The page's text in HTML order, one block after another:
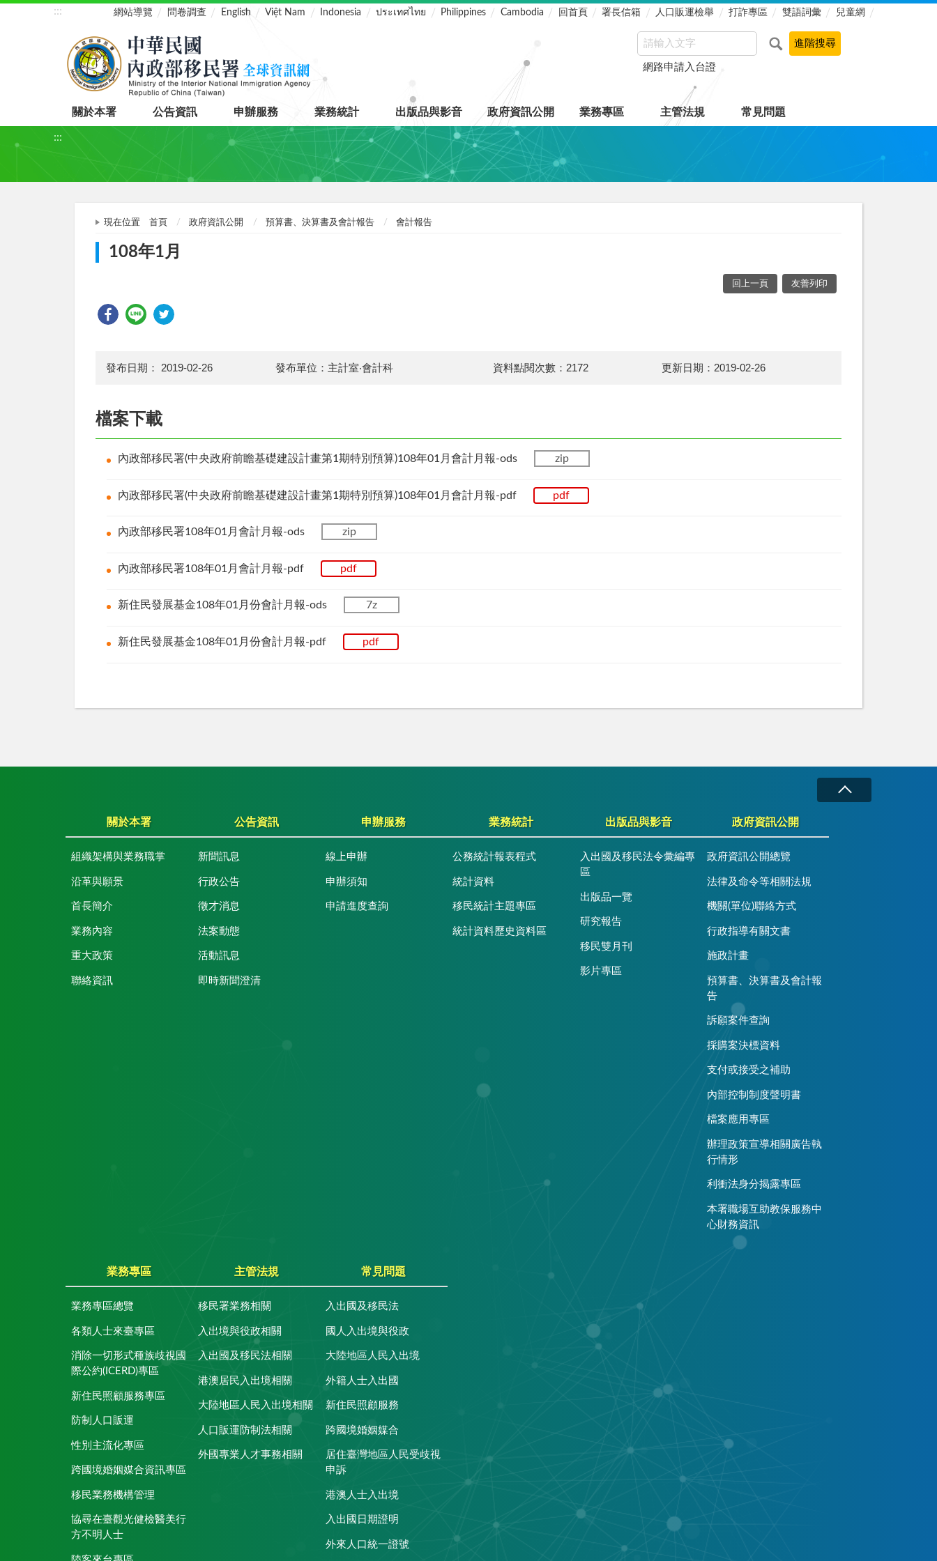
::: 網站導覽 問卷調查 English Việt Nam Indonesia ประเทศไทย Philippines Cambodia 回首頁 署長信箱 人口販運檢舉 打詐專區 雙語詞彙 兒童網
網路申請入台證
關於本署 公告資訊 申辦服務 業務統計 出版品與影音 政府資訊公開 業務專區 主管法規 常見問題
:::
現在位置 首頁 政府資訊公開 預算書、決算書及會計報告 會計報告
108年1月
回上一頁 友善列印
發布日期： 2019-02-26 發布單位：主計室‧會計科 資料點閱次數：2172 更新日期：2019-02-26
檔案下載
內政部移民署(中央政府前瞻基礎建設計畫第1期特別預算)108年01月會計月報-ods zip
內政部移民署(中央政府前瞻基礎建設計畫第1期特別預算)108年01月會計月報-pdf pdf
內政部移民署108年01月會計月報-ods zip
內政部移民署108年01月會計月報-pdf pdf
新住民發展基金108年01月份會計月報-ods 7z
新住民發展基金108年01月份會計月報-pdf pdf
關於本署
組織架構與業務職掌
沿革與願景
首長簡介
業務內容
重大政策
聯絡資訊
公告資訊
新聞訊息
行政公告
徵才消息
法案動態
活動訊息
即時新聞澄清
申辦服務
線上申辦
申辦須知
申請進度查詢
業務統計
公務統計報表程式
統計資料
移民統計主題專區
統計資料歷史資料區
出版品與影音
入出國及移民法令彙編專
區
出版品一覽
研究報告
移民雙月刊
影片專區
政府資訊公開
政府資訊公開總覽
法律及命令等相關法規
機關(單位)聯絡方式
行政指導有關文書
施政計畫
預算書、決算書及會計報
告
訴願案件查詢
採購案決標資料
支付或接受之補助
內部控制制度聲明書
檔案應用專區
辦理政策宣導相關廣告執
行情形
利衝法身分揭露專區
本署職場互助教保服務中
心財務資訊
業務專區
業務專區總覽
各類人士來臺專區
消除一切形式種族歧視國
際公約(ICERD)專區
新住民照顧服務專區
防制人口販運
性別主流化專區
跨國境婚姻媒合資訊專區
移民業務機構管理
協尋在臺觀光健檢醫美行
方不明人士
主管法規
移民署業務相關
入出境與役政相關
入出國及移民法相關
港澳居民入出境相關
大陸地區人民入出境相關
人口販運防制法相關
外國專業人才事務相關
常見問題
入出國及移民法
國人入出境與役政
大陸地區人民入出境
外籍人士入出國
新住民照顧服務
跨國境婚姻媒合
居住臺灣地區人民受歧視
申訴
港澳人士入出境
入出國日期證明
外來人口統一證號